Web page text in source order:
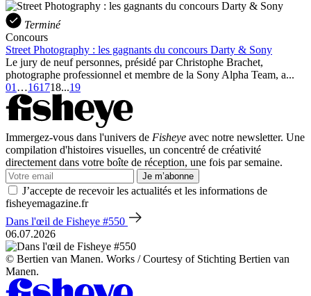
Terminé
Concours
Street Photography : les gagnants du concours Darty & Sony
Le jury de neuf personnes, présidé par Christophe Brachet,
photographe professionnel et membre de la Sony Alpha Team, a...
01 …161718...19
Immergez-vous dans l'univers de Fisheye avec notre newsletter. Une
compilation d'histoires visuelles, un concentré de créativité
directement dans votre boîte de réception, une fois par semaine.
Je m’abonne
J’accepte de recevoir les actualités et les informations de
fisheyemagazine.fr
Dans l'œil de Fisheye #550
06.07.2026
© Bertien van Manen. Works / Courtesy of Stichting Bertien van
Manen.